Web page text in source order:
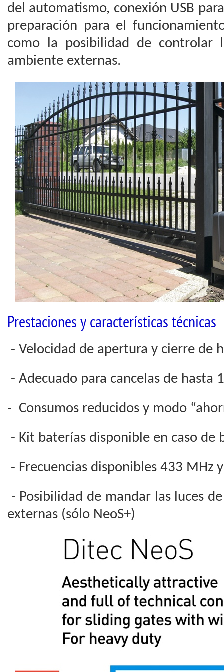
del automatismo, conexión USB
preparación para el
como la posibilidad de controlar
ambiente externas.
Prestaciones y características técnicas
- Velocidad de apertura y cierre de
- Adecuado para cancelas de hasta
- Consumos reducidos y modo
- Kit baterías disponible en caso de
- Frecuencias disponibles 433 MHz
- Posibilidad de mandar las luces
externas (sólo NeoS+)